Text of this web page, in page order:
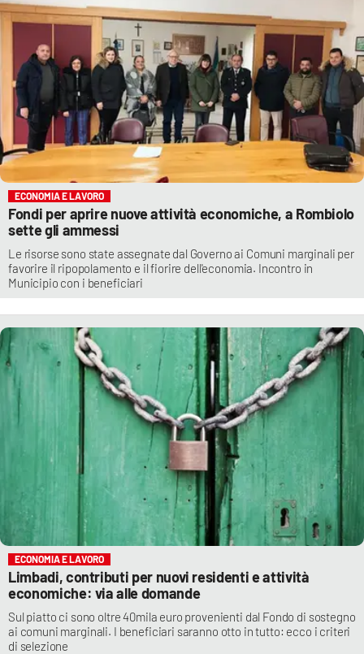
ECONOMIA E LAVORO
Fondi per aprire nuove attività economiche, a Rombiolo
sette gli ammessi
Le risorse sono state assegnate dal Governo ai Comuni marginali per
favorire il ripopolamento e il fiorire dell'economia. Incontro in
Municipio con i beneficiari
ECONOMIA E LAVORO
Limbadi, contributi per nuovi residenti e attività
economiche: via alle domande
Sul piatto ci sono oltre 40mila euro provenienti dal Fondo di sostegno
ai comuni marginali. I beneficiari saranno otto in tutto: ecco i criteri
di selezione